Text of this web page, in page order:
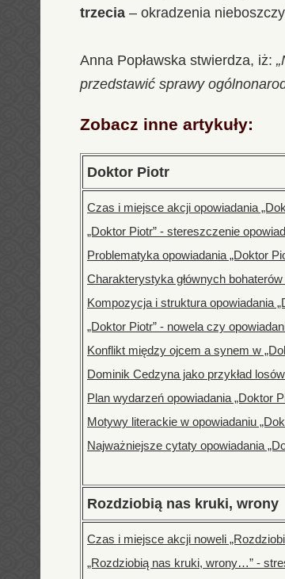
trzecia – okradzenia
Anna Popławska stwierdza, iż:
przedstawić sprawy
Zobacz inne artykuły:
Doktor Piotr
Czas i miejsce akcji opowiadania
„Doktor Piotr” - stereszczenie
Problematyka opowiadania „Doktor
Charakterystyka głównych
Kompozycja i struktura opowiadania
„Doktor Piotr” - nowela czy
Konflikt między ojcem a synem w
Dominik Cedzyna jako przykład
Plan wydarzeń opowiadania „Doktor
Motywy literackie w opowiadaniu
Najważniejsze cytaty opowiadania
Rozdziobią nas kruki, wrony
Czas i miejsce akcji noweli
„Rozdziobią nas kruki, wrony…” -